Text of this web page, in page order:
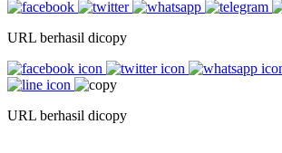
URL berhasil dicopy
URL berhasil dicopy